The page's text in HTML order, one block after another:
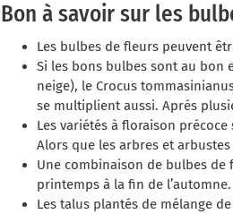
Bon à savoir sur les
Les bulbes de fleurs peuvent
Si les bons bulbes sont au bon
neige), le Crocus
se multiplient aussi. Aprés
Les variétés à floraison
Alors que les arbres et
Une combinaison de bulbes de
printemps à la fin de l’automne.
Les talus plantés de mélange